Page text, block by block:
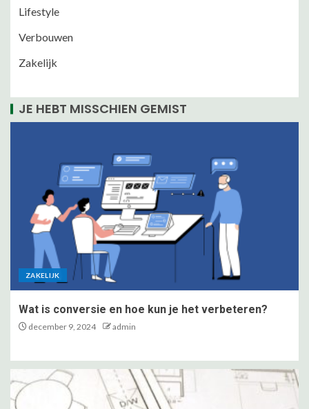
Lifestyle
Verbouwen
Zakelijk
JE HEBT MISSCHIEN GEMIST
ZAKELIJK
Wat is conversie en hoe kun je het verbeteren?
december 9, 2024 admin